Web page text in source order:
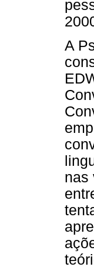
A
nas